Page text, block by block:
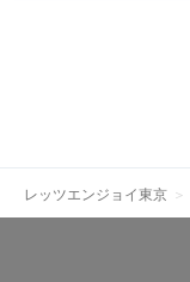
レッツエンジョイ東京